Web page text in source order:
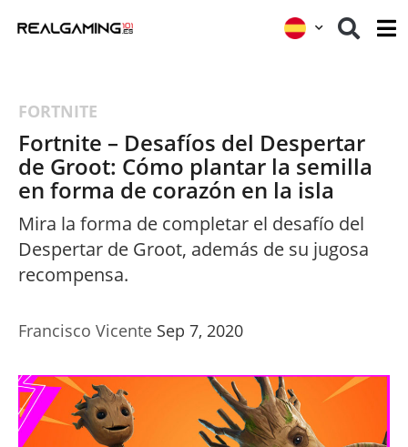
FORTNITE
Fortnite – Desafíos del Despertar
de Groot: Cómo plantar la semilla
en forma de corazón en la isla
Mira la forma de completar el desafío del
Despertar de Groot, además de su jugosa
recompensa.
Francisco Vicente Sep 7, 2020